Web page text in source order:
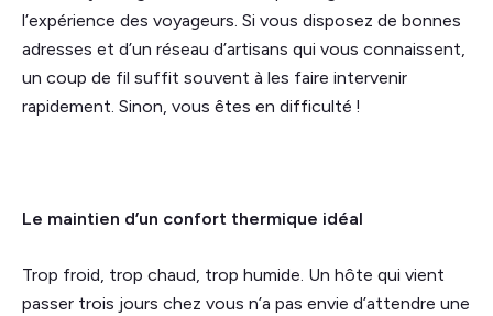
l’expérience des voyageurs. Si vous disposez de bonnes
adresses et d’un réseau d’artisans qui vous connaissent,
un coup de fil suffit souvent à les faire intervenir
rapidement. Sinon, vous êtes en difficulté !
Le maintien d’un confort thermique idéal
Trop froid, trop chaud, trop humide. Un hôte qui vient
passer trois jours chez vous n’a pas envie d’attendre une